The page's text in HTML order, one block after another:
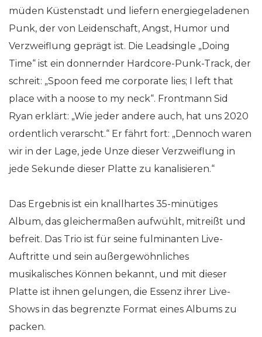
müden Küstenstadt und liefern energiegeladenen
Punk, der von Leidenschaft, Angst, Humor und
Verzweiflung geprägt ist. Die Leadsingle „Doing
Time“ ist ein donnernder Hardcore-Punk-Track, der
schreit: „Spoon feed me corporate lies; I left that
place with a noose to my neck“. Frontmann Sid
Ryan erklärt: „Wie jeder andere auch, hat uns 2020
ordentlich verarscht.“ Er fährt fort: „Dennoch waren
wir in der Lage, jede Unze dieser Verzweiflung in
jede Sekunde dieser Platte zu kanalisieren.“
Das Ergebnis ist ein knallhartes 35-minütiges
Album, das gleichermaßen aufwühlt, mitreißt und
befreit. Das Trio ist für seine fulminanten Live-
Auftritte und sein außergewöhnliches
musikalisches Können bekannt, und mit dieser
Platte ist ihnen gelungen, die Essenz ihrer Live-
Shows in das begrenzte Format eines Albums zu
packen.